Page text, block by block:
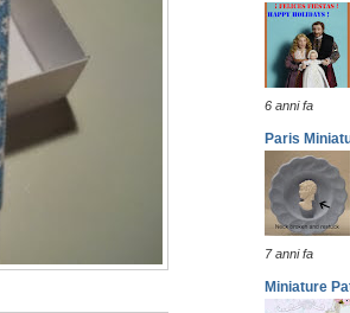
6 anni fa
Paris
7 anni fa
Miniature